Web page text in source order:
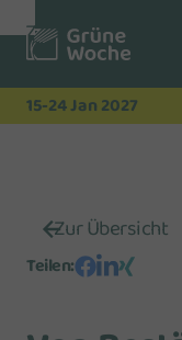
Zur
Navigation
Zur
Suche
15-24 Jan 2027
Zur Übersicht
Teilen: